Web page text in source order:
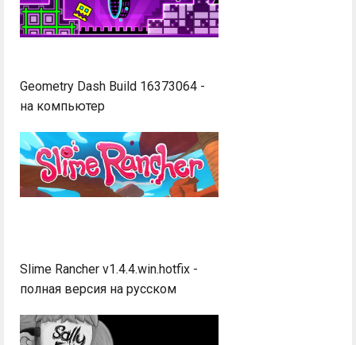
Geometry Dash Build 16373064 -
на компьютер
Slime Rancher v1.4.4.win.hotfix -
полная версия на русском